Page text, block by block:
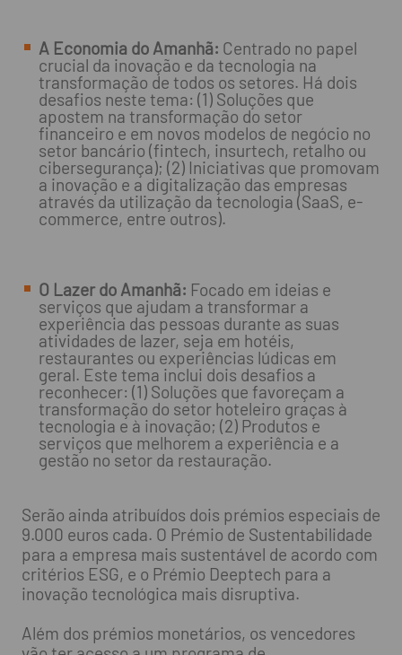
A Economia do Amanhã: Centrado no papel
crucial da inovação e da tecnologia na
transformação de todos os setores. Há dois
desafios neste tema: (1) Soluções que
apostem na transformação do setor
financeiro e em novos modelos de negócio no
setor bancário (fintech, insurtech, retalho ou
cibersegurança); (2) Iniciativas que promovam
a inovação e a digitalização das empresas
através da utilização da tecnologia (SaaS, e-
commerce, entre outros).
O Lazer do Amanhã: Focado em ideias e
serviços que ajudam a transformar a
experiência das pessoas durante as suas
atividades de lazer, seja em hotéis,
restaurantes ou experiências lúdicas em
geral. Este tema inclui dois desafios a
reconhecer: (1) Soluções que favoreçam a
transformação do setor hoteleiro graças à
tecnologia e à inovação; (2) Produtos e
serviços que melhorem a experiência e a
gestão no setor da restauração.
Serão ainda atribuídos dois prémios especiais de
9.000 euros cada. O Prémio de Sustentabilidade
para a empresa mais sustentável de acordo com
critérios ESG, e o Prémio Deeptech para a
inovação tecnológica mais disruptiva.
Além dos prémios monetários, os vencedores